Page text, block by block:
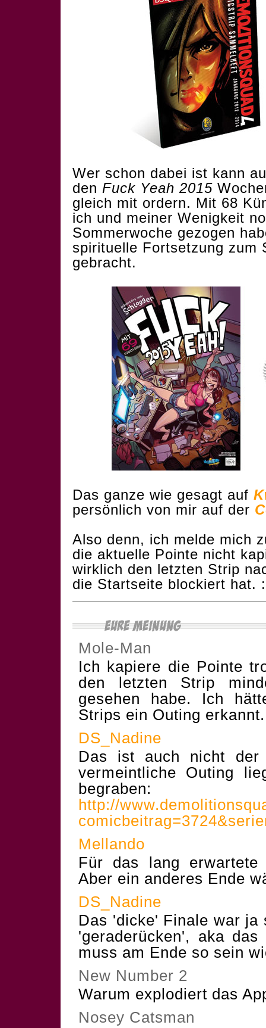
Wer schon dabei ist kann
den Fuck Yeah 2015
gleich mit ordern. Mit 68
ich und meiner Wenigkeit
Sommerwoche gezogen
spirituelle Fortsetzung zum
gebracht.
Das ganze wie gesagt auf
persönlich von mir auf der
Also denn, ich melde mich
die aktuelle Pointe nicht
wirklich den letzten Strip
die Startseite blockiert hat.
Mole-Man
Ich kapiere die Pointe
den letzten Strip
gesehen habe. Ich
Strips ein Outing erkannt.
DS_Nadine
Das ist auch nicht der
vermeintliche Outing
begraben:
http://
Mellando
Für das lang
Aber ein anderes Ende
DS_Nadine
Das 'dicke' Finale war
'geraderücken', aka
muss am Ende so sein
New Number 2
Warum explodiert das
Nosey Catsman